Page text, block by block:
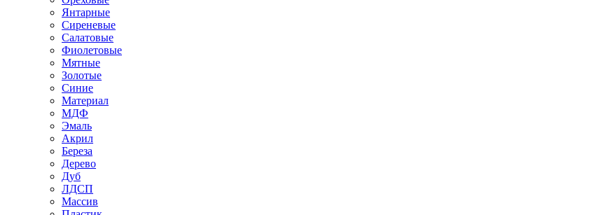
Янтарные
Сиреневые
Салатовые
Фиолетовые
Мятные
Золотые
Синие
Материал
МДФ
Эмаль
Акрил
Береза
Дерево
Дуб
ЛДСП
Массив